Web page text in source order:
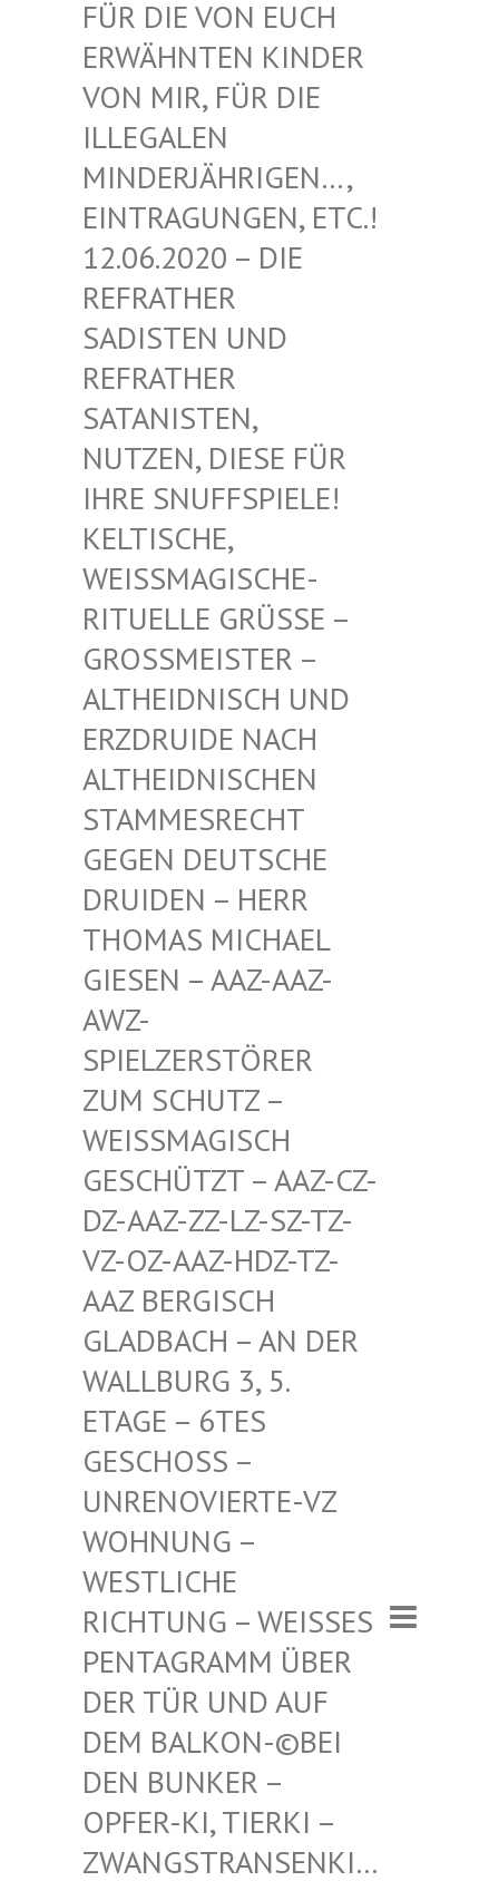
R DIE VON EUCH ER
WÄHNTEN KINDER VO
N MIR, FÜR DIE IL
LEGALEN MI
NDERJÄHRIGEN…, EI
NTRAGUNGEN, ETC.! 12
.06.2020 – DIE RE
FRATHER SA
DISTEN UND RE
FRATHER SA
TANISTEN, NU
TZEN, DIESE FÜR IH
RE SNUFFSPIELE! KE
LTISCHE, WE
ISSMAGISCHE- RIT
UELLE GRÜSSE – GROSS
MEISTER – ALTHE
IDNISCH UND ERZDR
UIDE NACH ALTHE
IDNISCHEN STAMM
ESRECHT GEGEN
DEUTSCHE DRUID
EN – HERR THOMA
S MICHAEL GIESE
N – AAZ-AAZ-AWZ-S
PIEL
ZERSTÖRER ZUM S
CHUTZ – WEISSM
AGISCH GESCHÜ
TZT – AAZ-CZ-DZ-AAZ
-ZZ-LZ-SZ-TZ-VZ-OZ-
AAZ-HDZ-TZ-AAZ BE
RGISCH GLADBA
CH – AN DER WALLBU
RG 3, 5. ETAGE
– 6TES GESCHO
SS – UNRENO
VIERTE-VZ WOHNUN
G – WESTLI
CHE RICHTU
NG – WEISSES PENTAGR
AMM ÜBER DER TÜR
UND AUF DEM BAL
KON-©BEI DEN BUN
KER – OPFER-K
I, TIERKI – ZWANGST
RANSENKI… – ZWANG